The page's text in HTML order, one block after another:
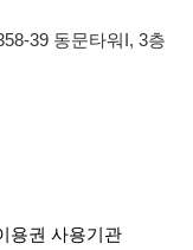
39 동문타워I, 3층
용권 사용기관